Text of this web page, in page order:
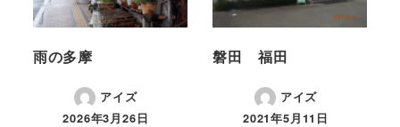
雨の多摩
アイズ
2026年3月26日
磐田 福田
アイズ
2021年5月11日